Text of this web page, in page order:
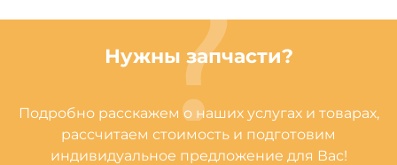
Нужны запчасти?
Подробно расскажем о наших услугах и товарах,
рассчитаем стоимость и подготовим
индивидуальное предложение для Вас!